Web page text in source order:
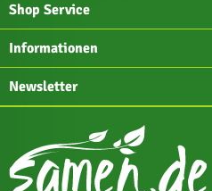
Shop Service
Informationen
Newsletter